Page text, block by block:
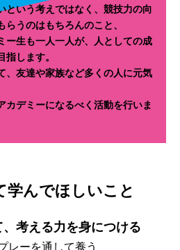
という考えではなく、競技力の向
らうのはもちろんのこと、
ー生も一人一人が、人としての成
します。
、友達や家族など多くの人に元気
カデミーになるべく活動を行いま
学んでほしいこと
考える力を身につける
レーを通して養う